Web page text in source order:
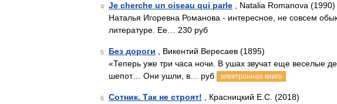
4 Je cherche un oiseau qui parle , Natalia Romanova (1990)
Наталья Игоревна Романова - интересное, не совсем
литературе. Ее… 230 руб
5 Без дороги , Викентий Вересаев (1895)
«Теперь уже три часа ночи. В ушах звучат еще веселые
шепот… Они ушли, в… руб
электронная книга
6 Сотник. Так не строят! , Красницкий Е.С. (2018)